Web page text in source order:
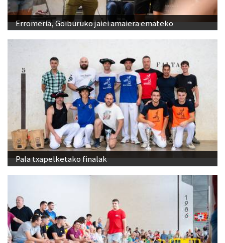
Erromeria, Goiburuko jaiei amaiera emateko
Pala txapelketako finalak